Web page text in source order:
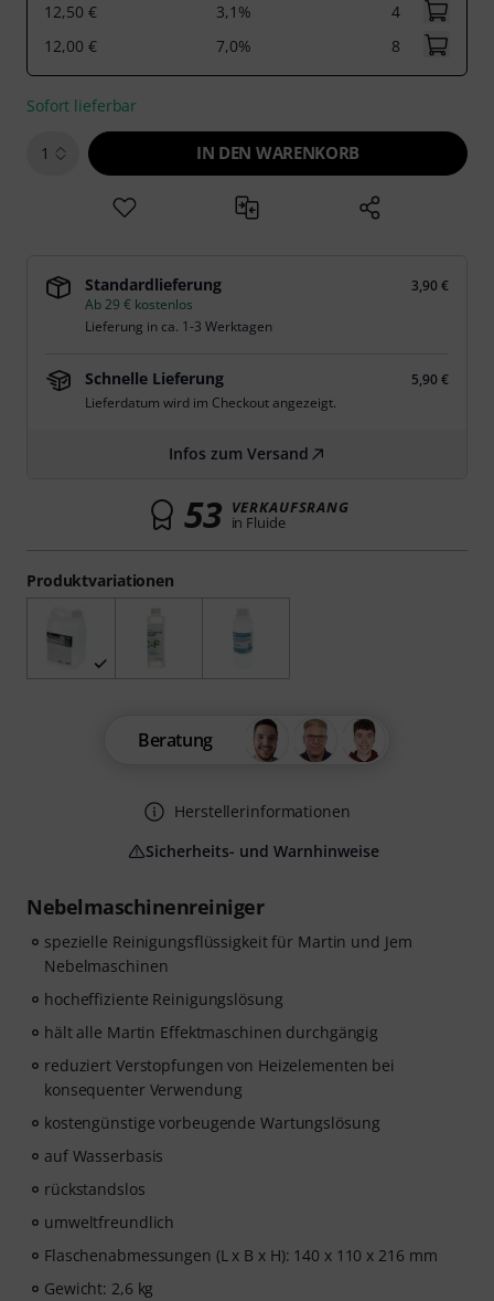
Nebelmaschinenreiniger
spezielle Reinigungsflüssigkeit für Martin und Jem
Nebelmaschinen
hocheffiziente Reinigungslösung
hält alle Martin Effektmaschinen durchgängig
reduziert Verstopfungen von Heizelementen bei
konsequenter Verwendung
kostengünstige vorbeugende Wartungslösung
auf Wasserbasis
rückstandslos
umweltfreundlich
Flaschenabmessungen (L x B x H): 140 x 110 x 216 mm
Gewicht: 2,6 kg
Produktvariationen
12,50 €
3,1%
4
12,00 €
7,0% 8
Sofort lieferbar
1 IN DEN WARENKORB
Standardlieferung
3,90 €
Ab 29 € kostenlos
Lieferung in ca. 1-3 Werktagen
Schnelle Lieferung
5,90 €
Lieferdatum wird im Checkout angezeigt.
Infos zum Versand
53 VERKAUFSRANG
in Fluide
Beratung
Herstellerinformationen
Sicherheits- und Warnhinweise